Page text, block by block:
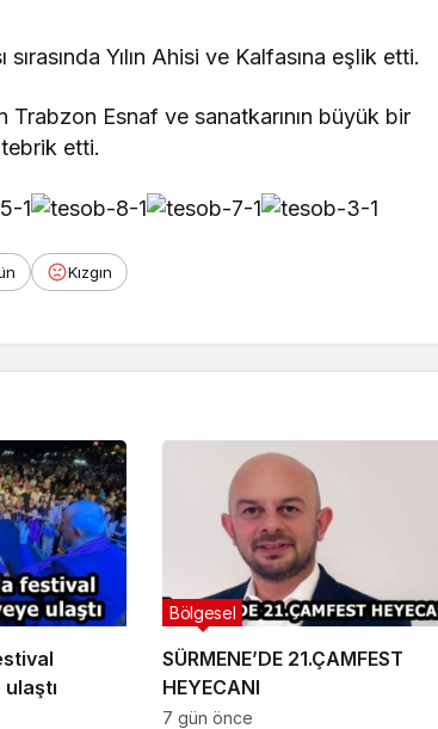
Yılın Ahisi ve Kalfasına eşlik etti.
Esnaf ve sanatkarının büyük bir
etti.
Kızgın
SÜRMENE’DE 21.ÇAMFEST
HEYECANI
Bölgesel
7 gün önce